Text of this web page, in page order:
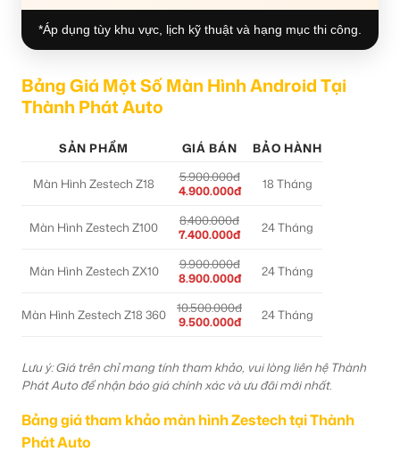
*Áp dụng tùy khu vực, lịch kỹ thuật và hạng mục thi công.
Bảng Giá Một Số Màn Hình Android Tại
Thành Phát Auto
SẢN PHẨM GIÁ BÁN BẢO HÀNH
Màn Hình Zestech Z18
5.900.000đ
4.900.000đ
18 Tháng
Màn Hình Zestech Z100
8.400.000đ
7.400.000đ
24 Tháng
Màn Hình Zestech ZX10
9.900.000đ
8.900.000đ
24 Tháng
Màn Hình Zestech Z18 360
10.500.000đ
9.500.000đ
24 Tháng
Lưu ý: Giá trên chỉ mang tính tham khảo, vui lòng liên hệ Thành
Phát Auto để nhận báo giá chính xác và ưu đãi mới nhất.
Bảng giá tham khảo màn hình Zestech tại Thành
Phát Auto